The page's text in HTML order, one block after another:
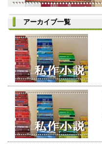
アーカイブ一覧